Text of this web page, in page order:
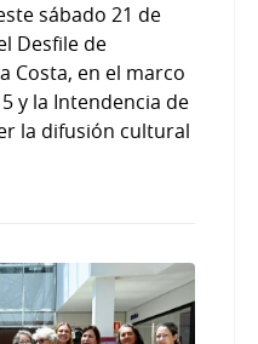
sábado 21 de
Desfile de
Costa, en el marco
y la Intendencia de
la difusión cultural